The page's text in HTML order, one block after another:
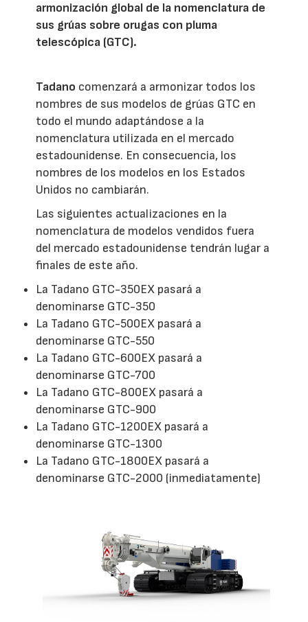
armonización global de la nomenclatura de
sus grúas sobre orugas con pluma
telescópica (GTC).
Tadano comenzará a armonizar todos los
nombres de sus modelos de grúas GTC en
todo el mundo adaptándose a la
nomenclatura utilizada en el mercado
estadounidense. En consecuencia, los
nombres de los modelos en los Estados
Unidos no cambiarán.
Las siguientes actualizaciones en la
nomenclatura de modelos vendidos fuera
del mercado estadounidense tendrán lugar a
finales de este año.
La Tadano GTC-350EX pasará a
denominarse GTC-350
La Tadano GTC-500EX pasará a
denominarse GTC-550
La Tadano GTC-600EX pasará a
denominarse GTC-700
La Tadano GTC-800EX pasará a
denominarse GTC-900
La Tadano GTC-1200EX pasará a
denominarse GTC-1300
La Tadano GTC-1800EX pasará a
denominarse GTC-2000 (inmediatamente)